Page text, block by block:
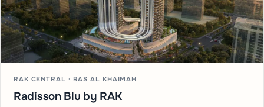
RAK CENTRAL · RAS AL KHAIMAH
Radisson Blu by RAK